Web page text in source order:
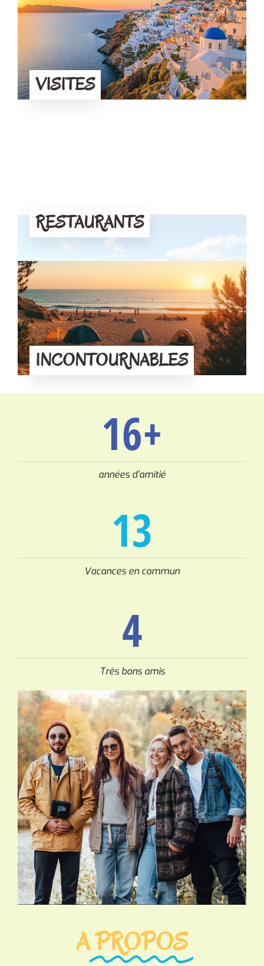
VISITES
RESTAURANTS
INCONTOURNABLES
16+
années d’amitié
13
Vacances en commun
4
Très bons amis
APROPOS